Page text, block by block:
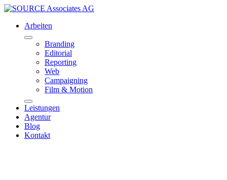
Arbeiten
Branding
Editorial
Reporting
Web
Campaigning
Film & Motion
Leistungen
Agentur
Blog
Kontakt